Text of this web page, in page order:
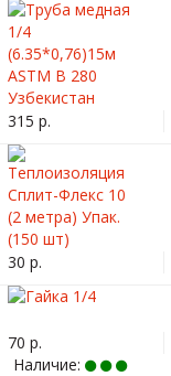
315 р.
30 р.
70 р.
Наличие: